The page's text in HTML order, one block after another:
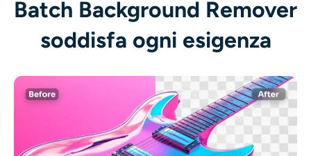
Batch Background Remover
soddisfa ogni esigenza